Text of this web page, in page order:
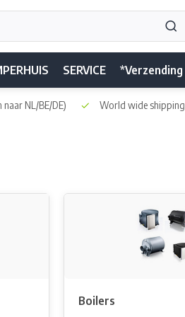
SERVICE *Verzending
NL/BE/DE) World wide shipping
Boilers